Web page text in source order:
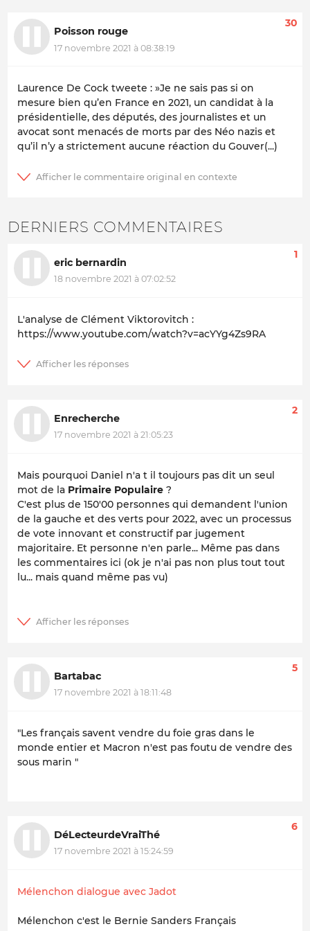
Poisson rouge
17 novembre 2021 à 08:38:19
30
Laurence De Cock tweete : »Je ne sais pas si on
mesure bien qu’en France en 2021, un candidat à la
présidentielle, des députés, des journalistes et un
avocat sont menacés de morts par des Néo nazis et
qu’il n’y a strictement aucune réaction du Gouver(...)
DERNIERS COMMENTAIRES
eric bernardin
18 novembre 2021 à 07:02:52
1
L'analyse de Clément Viktorovitch :
https://www.youtube.com/watch?v=acYYg4Zs9RA
Enrecherche
17 novembre 2021 à 21:05:23
2
Mais pourquoi Daniel n'a t il toujours pas dit un seul
mot de la Primaire Populaire ?
C'est plus de 150'00 personnes qui demandent l'union
de la gauche et des verts pour 2022, avec un processus
de vote innovant et constructif par jugement
majoritaire. Et personne n'en parle... Même pas dans
les commentaires ici (ok je n'ai pas non plus tout tout
lu... mais quand même pas vu)
Bartabac
17 novembre 2021 à 18:11:48
5
"Les français savent vendre du foie gras dans le
monde entier et Macron n'est pas foutu de vendre des
sous marin "
DéLecteurdeVraiThé
17 novembre 2021 à 15:24:59
6
Mélenchon dialogue avec Jadot
Mélenchon c'est le Bernie Sanders Français